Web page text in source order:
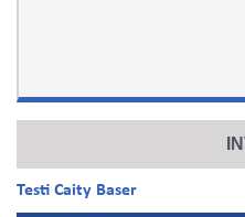
Testi Caity Baser